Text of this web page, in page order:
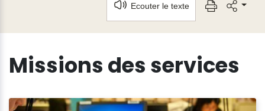
Ecouter le texte
Missions des services